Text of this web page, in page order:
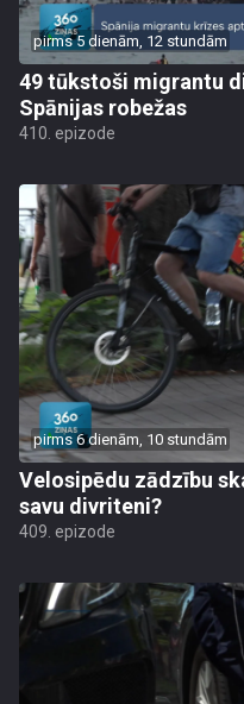
pirms 5 dienām, 12 stundām
49 tūkstoši migrantu
Spānijas robežas
410. epizode
pirms 6 dienām, 10 stundām
Velosipēdu zādzību
savu divriteni?
409. epizode